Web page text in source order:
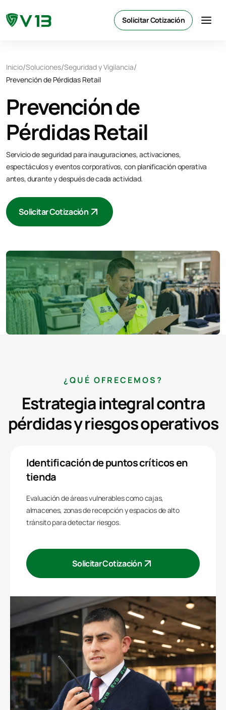
Solicitar Cotización
Inicio/Soluciones/Seguridad y Vigilancia/
Prevención de Pérdidas Retail
Prevención de
Pérdidas Retail
Servicio de seguridad para inauguraciones, activaciones,
espectáculos y eventos corporativos, con planificación operativa
antes, durante y después de cada actividad.
Solicitar Cotización
¿QUÉ OFRECEMOS?
Estrategia integral contra
pérdidas y riesgos operativos
Identificación de puntos críticos en
tienda
Evaluación de áreas vulnerables como cajas,
almacenes, zonas de recepción y espacios de alto
tránsito para detectar riesgos.
Solicitar Cotización